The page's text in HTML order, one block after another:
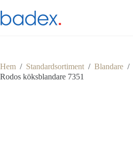
till
innehåll
Hem / Standardsortiment / Blandare /
Rodos köksblandare 7351